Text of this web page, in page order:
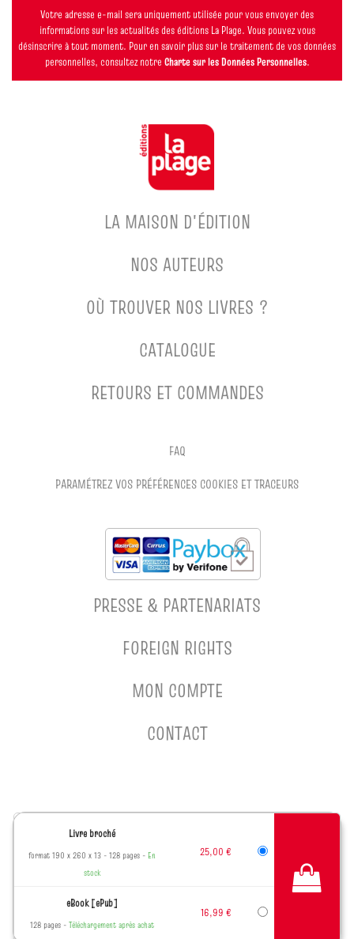
Livre broché
format 190 x 260 x 13 128 pages
En
stock
25,00 €
eBook [ePub]
128 pages Téléchargement après achat
16,99 €
Votre adresse e-mail sera uniquement utilisée pour vous envoyer des
informations sur les actualités des éditions La Plage. Vous pouvez vous
désinscrire à tout moment. Pour en savoir plus sur le traitement de vos données
personnelles, consultez notre Charte sur les Données Personnelles.
LA MAISON D'ÉDITION
NOS AUTEURS
OÙ TROUVER NOS LIVRES ?
CATALOGUE
RETOURS ET COMMANDES
FAQ
PARAMÉTREZ VOS PRÉFÉRENCES COOKIES ET TRACEURS
PRESSE & PARTENARIATS
FOREIGN RIGHTS
MON COMPTE
CONTACT
CHARTES DES DONNÉES PERSONNELLES
CONDITIONS GÉNÉRALES D'UTILISATION
CHARTE DE RÉFÉRENCEMENT